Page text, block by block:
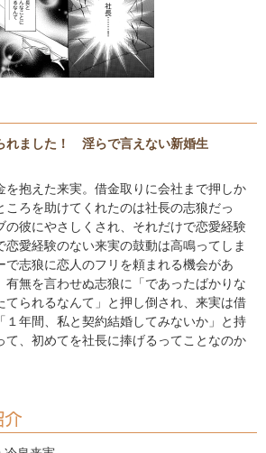
れました！ 淫らで言えない新婚生
を抱えた来実。借金取りに会社まで押しか
ころを助けてくれたのは社長の志狼だっ
の彼にやさしくされ、それだけで恋愛経験
恋愛経験のない来実の鼓動は高鳴ってしま
で志狼に恋人のフリを頼まれる機会があ
有無を言わせぬ志狼に「であったばかりな
てられるなんて」と押し倒され、来実は借
１年間、私と契約結婚してみないか」と持
て、初めてを社長に捧げるってことなのか